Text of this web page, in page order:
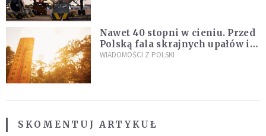
Nawet 40 stopni w cieniu. Przed
Polską fala skrajnych upałów i
gwałtowne burze
WIADOMOŚCI Z POLSKI
SKOMENTUJ ARTYKUŁ